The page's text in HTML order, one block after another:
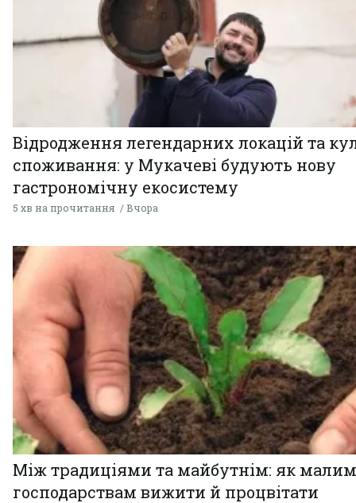
Відродження легендарних локацій та
споживання: у Мукачеві будують нову
гастрономічну екосистему
5 хв на прочитання Вчора
Між традиціями та майбутнім: як малим
господарствам вижити й процвітати